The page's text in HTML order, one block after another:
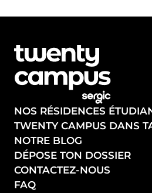
NOS RÉSIDENCES
TWENTY CAMPUS DANS
NOTRE BLOG
DÉPOSE TON DOSSIER
CONTACTEZ-NOUS
FAQ